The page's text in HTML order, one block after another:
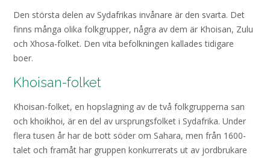
Den största delen av Sydafrikas invånare är den svarta. Det
finns många olika folkgrupper, några av dem är Khoisan, Zulu
och Xhosa-folket. Den vita befolkningen kallades tidigare
boer.
Khoisan-folket
Khoisan-folket, en hopslagning av de två folkgrupperna san
och khoikhoi, är en del av ursprungsfolket i Sydafrika. Under
flera tusen år har de bott söder om Sahara, men från 1600-
talet och framåt har gruppen konkurrerats ut av jordbrukare